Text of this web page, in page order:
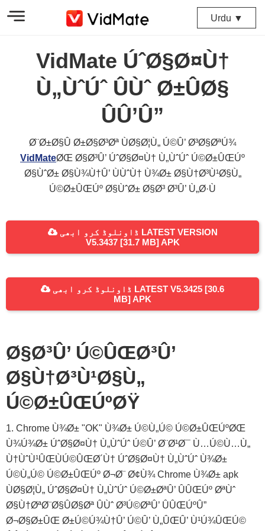
Urdu ▼
VidMate ÚˆØ§Ø¤Ù†
Ù„ÙˆÚˆ ÛÙˆ Ø±ÛØ§
ÛÛ’Û”
Ø¨Ø±Ø§Û Ø±Ø§Ø³Øª ÙØ§Ø¦Ù„ Ú©Û’ Ø³Ø§ØªÚ¾
VidMateØŒ Ø§Ø³Û’ ÚˆØ§Ø¤Ù† Ù„ÙˆÚˆ Ú©Ø±ÛŒÚº
Ø§ÙˆØ± Ø§Ù¾Ù†Û’ ÙÙˆÙ† Ù¾Ø± Ø§Ù†Ø³Ù¹Ø§Ù„
Ú©Ø±ÛŒÚº Ø§ÙˆØ± Ø§Ø³ Ø³Û’ Ù„Ø·Ù
ڈاونلوڈ کرو ابھی LATEST VERSION
V5.3437 [31.7 MB] APK
MB] APK
Ø§Ø³Û’ Ú©ÛŒØ³Û’
Ø§Ù†Ø³Ù¹Ø§Ù„
Ú©Ø±ÛŒÚºØŸ
1. Chrome Ù¾Ø± "OK" Ù¾Ø± Ú©Ù„Ú© Ú©Ø±ÛŒÚºØŒ
Ù¾Ú¾Ø± ÚˆØ§Ø¤Ù† Ù„ÙˆÚˆ Ú©Û’ Ø¨Ø¹Ø¯ Ù…Ú©Ù…Ù„
Ù†ÙˆÙ¹ÛŒÙÚ©ÛŒØ´Ù† ÚˆØ§Ø¤Ù† Ù„ÙˆÚˆ Ù¾Ø±
Ú©Ù„Ú© Ú©Ø±ÛŒÚº Ø¬Ø¨ Ø¢Ù¾ Chrome Ù¾Ø± apk
ÙØ§Ø¦Ù„ ÚˆØ§Ø¤Ù† Ù„ÙˆÚˆ Ú©Ø±ØªÛ’ ÛÛŒÚº ØªÙˆ
Ø§Ù†ØªØ¨Ø§ÛØ§Øª ÛÙˆ Ø³Ú©ØªÛ’ ÛÛŒÚºÛ”
Ø¬Ø§Ø±ÛŒ Ø±Ú©Ú¾Ù†Û’ Ú©Û’ Ù„ÛŒÛ’ Ù¹Ú¾ÛŒÚ©